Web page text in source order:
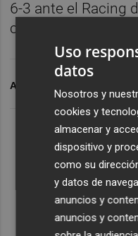
6-3 ante el Racing
campaña 203-2004.
ARCHIVADO EN
Uso
datos
Nosotros y
cookies y
almacenar y
dispositivo y
como su
y datos de
anuncios y
anuncios y